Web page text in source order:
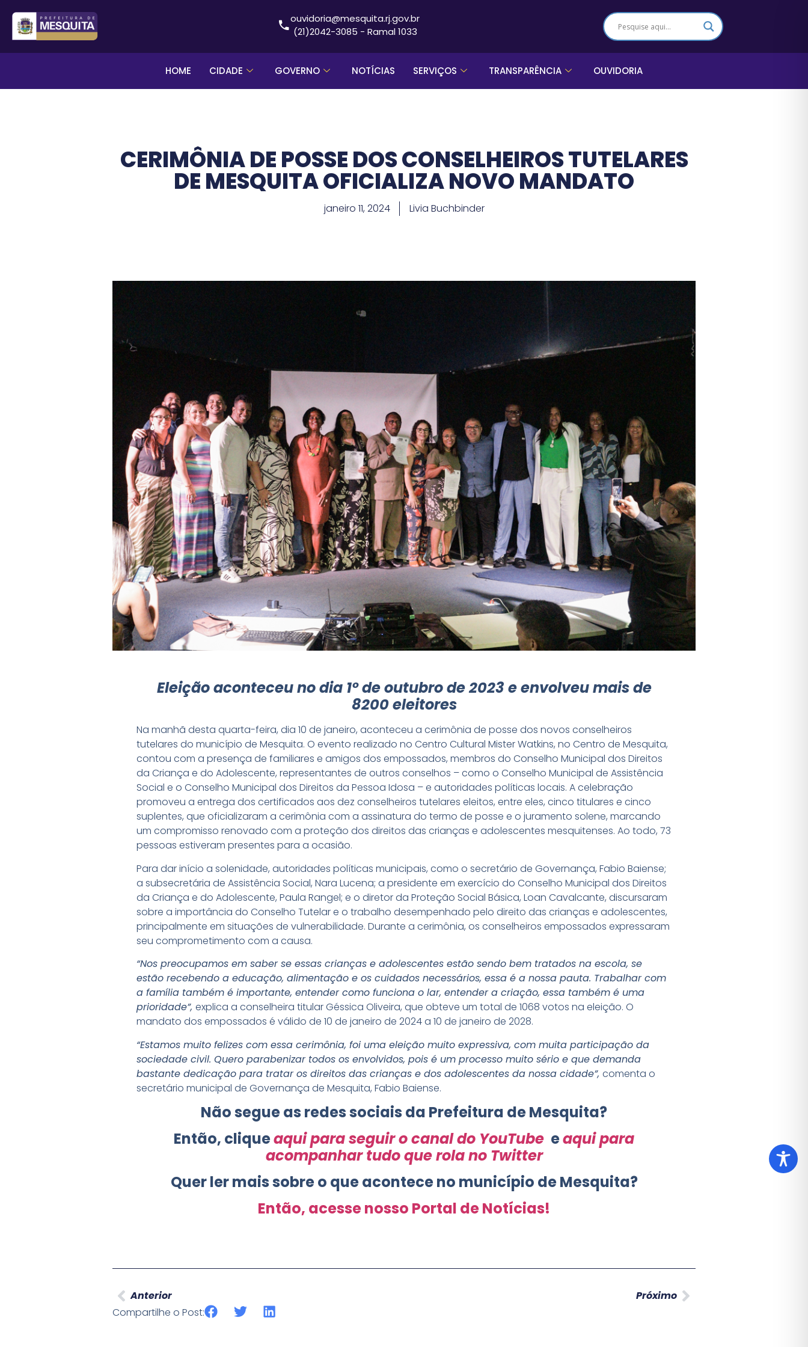
ouvidoria@mesquita.rj.gov.br
(21)2042-3085 - Ramal 1033
HOME CIDADE GOVERNO NOTÍCIAS SERVIÇOS TRANSPARÊNCIA OUVIDORIA
CERIMÔNIA DE POSSE DOS CONSELHEIROS TUTELARES
DE MESQUITA OFICIALIZA NOVO MANDATO
janeiro 11, 2024 Livia Buchbinder
Eleição aconteceu no dia 1º de outubro de 2023 e envolveu mais de
8200 eleitores
Na manhã desta quarta-feira, dia 10 de janeiro, aconteceu a cerimônia de posse dos novos conselheiros
tutelares do município de Mesquita. O evento realizado no Centro Cultural Mister Watkins, no Centro de Mesquita,
contou com a presença de familiares e amigos dos empossados, membros do Conselho Municipal dos Direitos
da Criança e do Adolescente, representantes de outros conselhos – como o Conselho Municipal de Assistência
Social e o Conselho Municipal dos Direitos da Pessoa Idosa – e autoridades políticas locais. A celebração
promoveu a entrega dos certificados aos dez conselheiros tutelares eleitos, entre eles, cinco titulares e cinco
suplentes, que oficializaram a cerimônia com a assinatura do termo de posse e o juramento solene, marcando
um compromisso renovado com a proteção dos direitos das crianças e adolescentes mesquitenses. Ao todo, 73
pessoas estiveram presentes para a ocasião.
Para dar início a solenidade, autoridades políticas municipais, como o secretário de Governança, Fabio Baiense;
a subsecretária de Assistência Social, Nara Lucena; a presidente em exercício do Conselho Municipal dos Direitos
da Criança e do Adolescente, Paula Rangel; e o diretor da Proteção Social Básica, Loan Cavalcante, discursaram
sobre a importância do Conselho Tutelar e o trabalho desempenhado pelo direito das crianças e adolescentes,
principalmente em situações de vulnerabilidade. Durante a cerimônia, os conselheiros empossados expressaram
seu comprometimento com a causa.
“Nos preocupamos em saber se essas crianças e adolescentes estão sendo bem tratados na escola, se
estão recebendo a educação, alimentação e os cuidados necessários, essa é a nossa pauta. Trabalhar com
a família também é importante, entender como funciona o lar, entender a criação, essa também é uma
prioridade”, explica a conselheira titular Géssica Oliveira, que obteve um total de 1068 votos na eleição. O
mandato dos empossados é válido de 10 de janeiro de 2024 a 10 de janeiro de 2028.
“Estamos muito felizes com essa cerimônia, foi uma eleição muito expressiva, com muita participação da
sociedade civil. Quero parabenizar todos os envolvidos, pois é um processo muito sério e que demanda
bastante dedicação para tratar os direitos das crianças e dos adolescentes da nossa cidade”, comenta o
secretário municipal de Governança de Mesquita, Fabio Baiense.
Não segue as redes sociais da Prefeitura de Mesquita?
Então, cliqueaqui para seguir o canal do YouTube eaqui para
acompanhar tudo que rola no Twitter
Quer ler mais sobre o que acontece no município de Mesquita?
Então, acesse nosso Portal de Notícias!
Anterior
Próximo
Compartilhe o Post: